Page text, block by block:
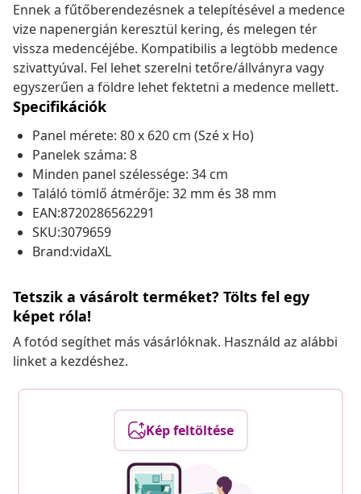
Ennek a fűtőberendezésnek a telepítésével a medence
vize napenergián keresztül kering, és melegen tér
vissza medencéjébe. Kompatibilis a legtöbb medence
szivattyúval. Fel lehet szerelni tetőre/állványra vagy
egyszerűen a földre lehet fektetni a medence mellett.
Specifikációk
Panel mérete: 80 x 620 cm (Szé x Ho)
Panelek száma: 8
Minden panel szélessége: 34 cm
Találó tömlő átmérője: 32 mm és 38 mm
EAN:8720286562291
SKU:3079659
Brand:vidaXL
Tetszik a vásárolt terméket? Tölts fel egy
képet róla!
A fotód segíthet más vásárlóknak. Használd az alábbi
linket a kezdéshez.
Kép feltöltése